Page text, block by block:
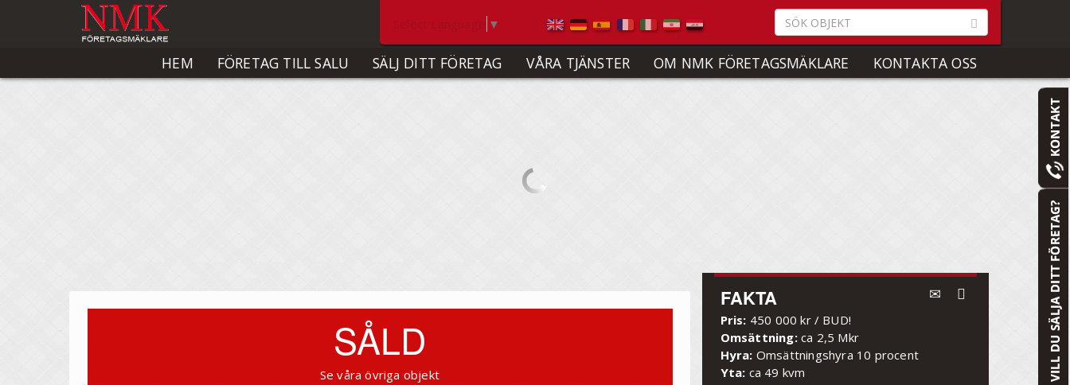
Select Language ▼
HEM FÖRETAG TILL SALU SÄLJ DITT FÖRETAG VÅRA TJÄNSTER OM NMK FÖRETAGSMÄKLARE KONTAKTA OSS
SÅLD
Se våra övriga objekt
FAKTA
Pris: 450 000 kr / BUD!
Omsättning: ca 2,5 Mkr
Hyra: Omsättningshyra 10 procent
Yta: ca 49 kvm